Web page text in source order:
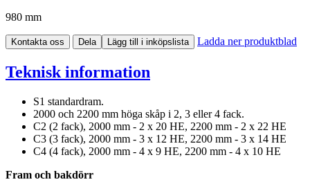
980 mm
Kontakta oss Dela Lägg till i inköpslista Ladda ner produktblad
Teknisk information
S1 standardram.
2000 och 2200 mm höga skåp i 2, 3 eller 4 fack.
C2 (2 fack), 2000 mm - 2 x 20 HE, 2200 mm - 2 x 22 HE
C3 (3 fack), 2000 mm - 3 x 12 HE, 2200 mm - 3 x 14 HE
C4 (4 fack), 2000 mm - 4 x 9 HE, 2200 mm - 4 x 10 HE
Fram och bakdörr